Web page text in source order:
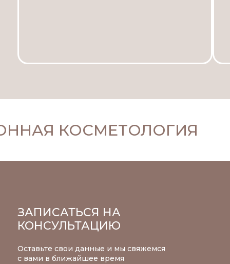
КОСМЕТОЛОГИЯ
ЗАПИСАТЬСЯ НА
КОНСУЛЬТАЦИЮ
Оставьте свои данные и мы свяжемся
с вами в ближайшее время